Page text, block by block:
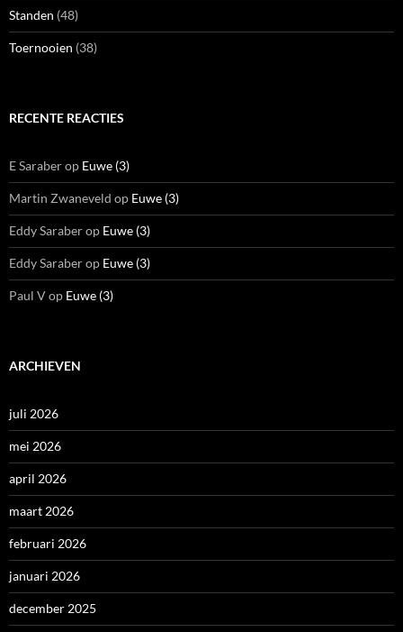
Standen (48)
Toernooien (38)
RECENTE REACTIES
E Saraberop Euwe (3)
Martin Zwaneveld op Euwe (3)
Eddy Saraberop Euwe (3)
Eddy Saraberop Euwe (3)
Paul Vop Euwe (3)
ARCHIEVEN
juli 2026
mei 2026
april 2026
maart 2026
februari 2026
januari 2026
december 2025